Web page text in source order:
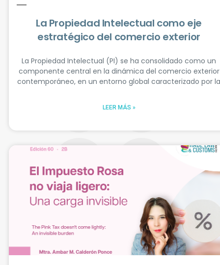
La Propiedad Intelectual como eje
estratégico del comercio exterior
La Propiedad Intelectual (PI) se ha consolidado como un
componente central en la dinámica del comercio exterior
contemporáneo, en un entorno global caracterizado por la
LEER MÁS »
Síguenos